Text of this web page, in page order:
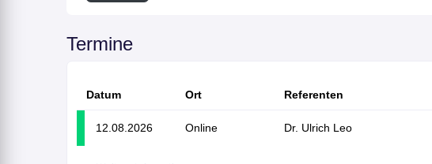
Termine
Datum Ort Referenten
12.08.2026 Online Dr. Ulrich Leo